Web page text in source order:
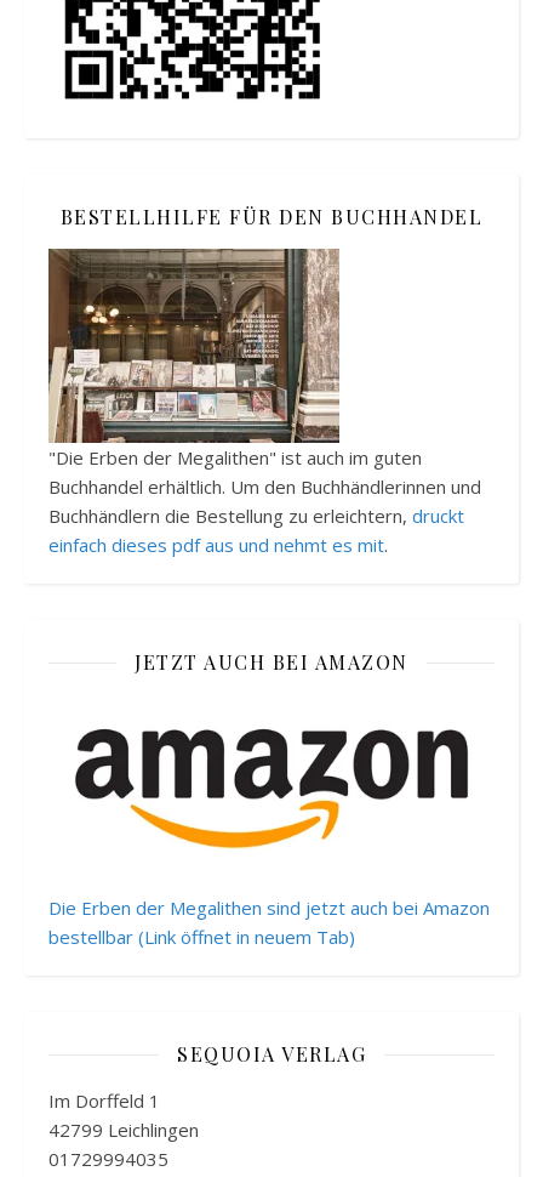
BESTELLHILFE FÜR DEN BUCHHANDEL
"Die Erben der Megalithen" ist auch im guten
Buchhandel erhältlich. Um den Buchhändlerinnen und
Buchhändlern die Bestellung zu erleichtern, druckt
einfach dieses pdf aus und nehmt es mit.
JETZT AUCH BEI AMAZON
Die Erben der Megalithen sind jetzt auch bei Amazon
bestellbar (Link öffnet in neuem Tab)
SEQUOIA VERLAG
Im Dorffeld 1
42799 Leichlingen
01729994035